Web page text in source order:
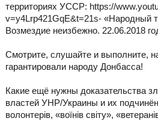
территориях УССР: https://
v=y4Lrp421GqE&t=21s- «Народный
Возмездие неизбежно. 22.06.2018
Смотрите, слушайте и выполните,
гарантировали народу Донбасса!
Какие ещё нужны доказательства
властей УНР/Украины и их
волонтерів, «воїнів світу»,